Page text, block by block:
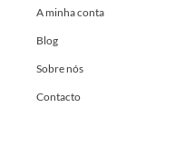
A minha conta
Blog
Sobre nós
Contacto